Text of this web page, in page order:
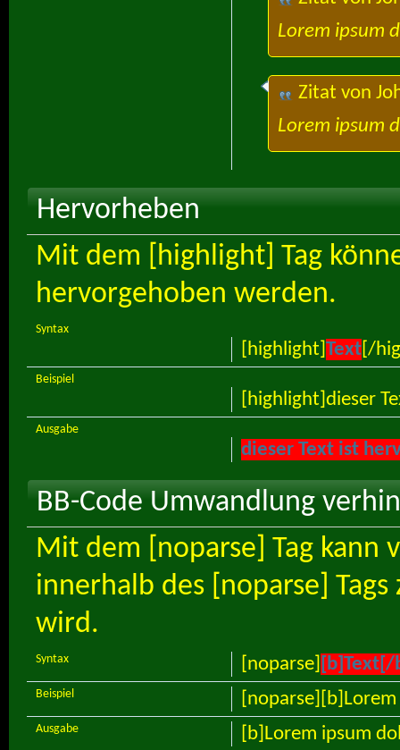
Lorem ipsum
Zitat von
Lorem ipsum
Hervorheben
Mit dem [highlight] Tag
hervorgehoben werden.
Syntax
[highlight] Text[/
Beispiel
[highlight]dieser
Ausgabe
dieser Text ist
BB-Code Umwandlung
Mit dem [noparse] Tag kann
innerhalb des [noparse]
wird.
[noparse] [b]Text[/
Syntax
Beispiel
[b]Lorem ipsum
Ausgabe